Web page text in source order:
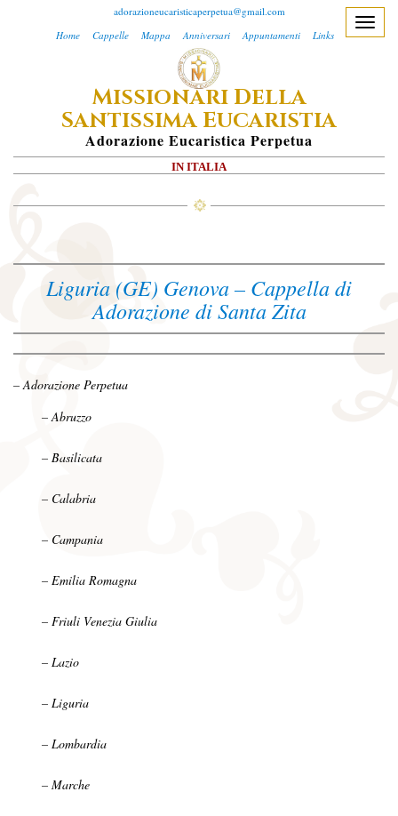
adorazioneucaristicaperpetua@gmail.com
Home
Cappelle Mappa Anniversari Appuntamenti Links
MISSIONARI DELLA
SANTISSIMA EUCARISTIA
ADorazione EUcaristica PErpetua
IN ITALIA
T
n
v
a
o
n
Liguria (GE) Genova – Cappella di
Adorazione di Santa Zita
– Adorazione Perpetua
– Abruzzo
– Basilicata
– Calabria
– Campania
– Emilia Romagna
– Friuli Venezia Giulia
– Lazio
– Liguria
– Lombardia
– Marche